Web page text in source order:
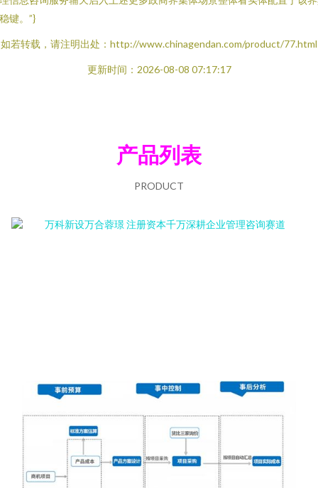
键。”}
如若转载，请注明出处：http://www.chinagendan.com/product/77.html
更新时间：2026-08-08 07:17:17
产品列表
PRODUCT